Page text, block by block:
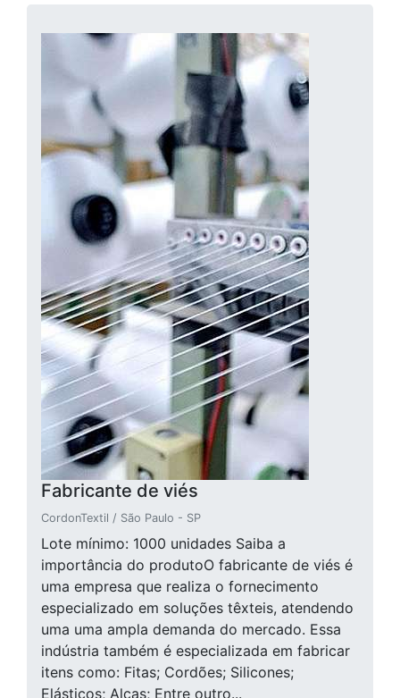
Fabricante de viés
CordonTextil / São Paulo - SP
Lote mínimo: 1000 unidades Saiba a
importância do produtoO fabricante de viés é
uma empresa que realiza o fornecimento
especializado em soluções têxteis, atendendo
uma uma ampla demanda do mercado. Essa
indústria também é especializada em fabricar
itens como: Fitas; Cordões; Silicones;
Elásticos; Alças; Entre outro...